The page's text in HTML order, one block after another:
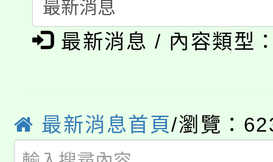
系所師生報名參加。
踴躍報名參加。
義教育推展貢獻獎」
公告本校115學年度第
「2026金融保險知識
生本土語及新住民語歌
公告本校115學年度第
代理(課)教師甄選結果(
公告本校115學年度第
最新消息 / 內容類型
最新消息首頁/瀏覽：